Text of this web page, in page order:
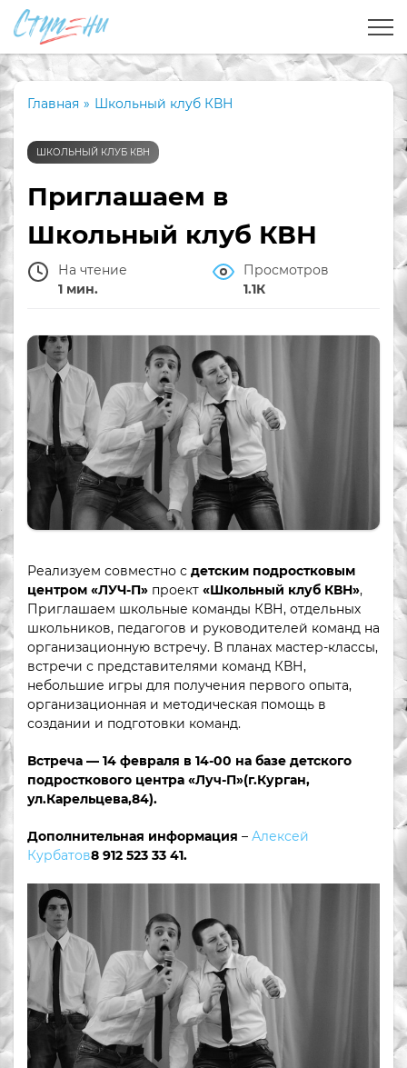
Главная » Школьный клуб КВН
ШКОЛЬНЫЙ КЛУБ КВН
Приглашаем в
Школьный клуб КВН
На чтение
1 мин.
Просмотров
1.1К
Реализуем совместно с детским подростковым
центром «ЛУЧ-П» проект «Школьный клуб КВН»,
Приглашаем школьные команды КВН, отдельных
школьников, педагогов и руководителей команд на
организационную встречу. В планах мастер-классы,
встречи с представителями команд КВН,
небольшие игры для получения первого опыта,
организационная и методическая помощь в
создании и подготовки команд.
Встреча — 14 февраля в 14-00 на базе детского
подросткового центра «Луч-П»(г.Курган,
ул.Карельцева,84).
Дополнительная информация – Алексей
Курбатов8 912 523 33 41.